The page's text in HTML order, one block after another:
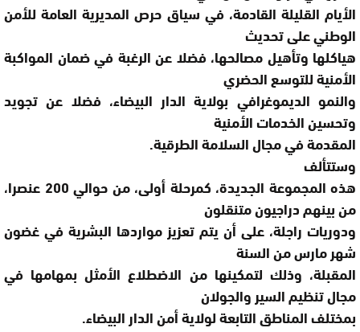
الأيام القليلة القادمة، في سياق حرص المديرية العامة للأمن
الوطني على تحديث
هياكلها وتأهيل مصالحها، فضلا عن الرغبة في ضمان المواكبة
الأمنية للتوسع الحضري
والنمو الديموغرافي بولاية الدار البيضاء، فضلا عن تجويد
وتحسين الخدمات الأمنية
المقدمة في مجال السلامة الطرقية.
وستتألف
هذه المجموعة الجديدة، كمرحلة أولى، من حوالي 200 عنصرا،
من بينهم دراجيون متنقلون
ودوريات راجلة، على أن يتم تعزيز مواردها البشرية في غضون
شهر مارس من السنة
المقبلة، وذلك لتمكينها من الاضطلاع الأمثل بمهامها في
مجال تنظيم السير والجولان
بمختلف المناطق التابعة لولاية أمن الدار البيضاء.